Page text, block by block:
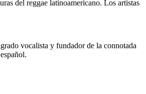
del reggae latinoamericano. Los artistas
vocalista y fundador de la connotada